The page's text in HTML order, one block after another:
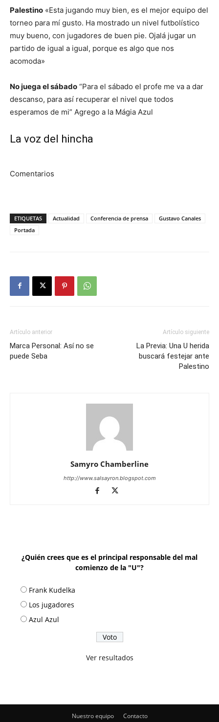
Palestino «Esta jugando muy bien, es el mejor equipo del
torneo para mí gusto. Ha mostrado un nivel futbolístico
muy bueno, con jugadores de buen pie. Ojalá jugar un
partido de igual a igual, porque es algo que nos
acomoda»
No juega el sábado “Para el sábado el profe me va a dar
descanso, para así recuperar el nivel que todos
esperamos de mi” Agrego a la Mágia Azul
La voz del hincha
Comentarios
ETIQUETAS Actualidad Conferencia de prensa
Gustavo Canales
Portada
Artículo anterior
Marca Personal: Así no se
puede Seba
Artículo siguiente
La Previa: Una U herida
buscará festejar ante
Palestino
Samyro Chamberline
http://www.salsayron.blogspot.com
¿Quién crees que es el principal responsable del mal
comienzo de la "U"?
Frank Kudelka
Los jugadores
Azul Azul
Ver resultados
Nuestro equipo Contacto